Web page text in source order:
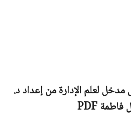
لعلم الإدارة من إعدادد.
فاطمةPDF